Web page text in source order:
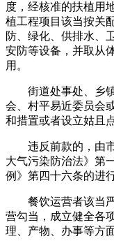
度，经核准的扶植用
植工程项目该当按关
防、绿化、供排水、
安防等设备，并取从
用。
街道处事处、乡镇
会、村平易近委员会
和措置或者设立姑且
违反前款的，由市
大气污染防治法》第
例》第四十六条的进
餐饮运营者该当严
营勾当，成立健全各
理、产物、办事等方